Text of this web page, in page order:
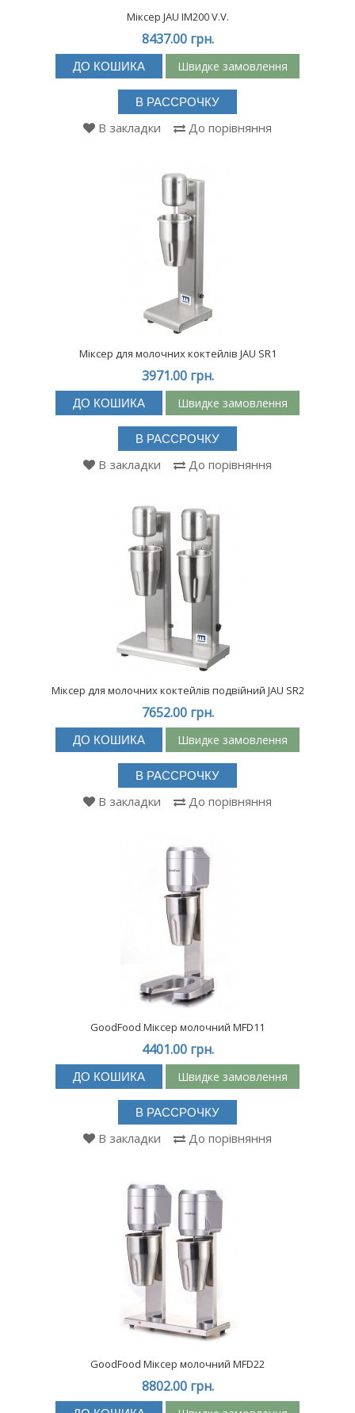
Міксер JAU IM200 V.V.
8437.00 грн.
ДО КОШИКА Швидке замовлення
В РАССРОЧКУ
В закладки До порівняння
Міксер для молочних коктейлів JAU SR1
3971.00 грн.
ДО КОШИКА Швидке замовлення
В РАССРОЧКУ
В закладки До порівняння
Міксер для молочних коктейлів подвійний JAU SR2
7652.00 грн.
ДО КОШИКА Швидке замовлення
В РАССРОЧКУ
В закладки До порівняння
GoodFood Міксер молочний MFD11
4401.00 грн.
ДО КОШИКА Швидке замовлення
В РАССРОЧКУ
В закладки До порівняння
GoodFood Міксер молочний MFD22
8802.00 грн.